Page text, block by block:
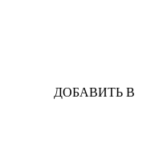
ДОБАВИТЬ В